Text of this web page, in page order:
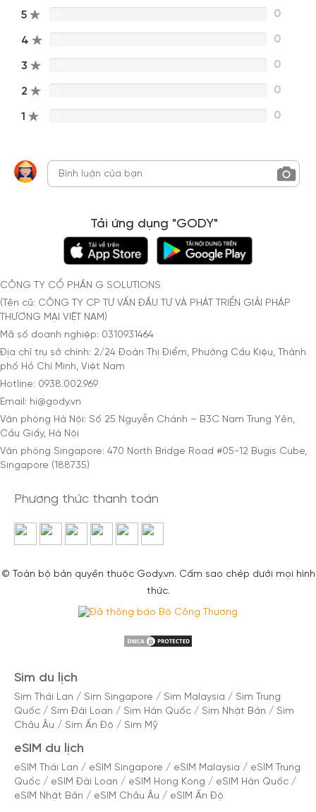
5 0
4 0
3 0
2 0
1 0
Tải ứng dụng "GODY"
CÔNG TY CỔ PHẦN G SOLUTIONS
(Tên cũ: CÔNG TY CP TƯ VẤN ĐẦU TƯ VÀ PHÁT TRIỂN GIẢI PHÁP
THƯƠNG MẠI VIỆT NAM)
Mã số doanh nghiệp: 0310931464
Địa chỉ trụ sở chính: 2/24 Đoàn Thị Điểm, Phường Cầu Kiệu, Thành
phố Hồ Chí Minh, Việt Nam
Hotline: 0938.002.969
Email: hi@gody.vn
Văn phòng Hà Nội: Số 25 Nguyễn Chánh – B3C Nam Trung Yên,
Cầu Giấy, Hà Nội
Văn phòng Singapore: 470 North Bridge Road #05-12 Bugis Cube,
Singapore (188735)
Phương thức thanh toán
© Toàn bộ bản quyền thuộc Gody.vn. Cấm sao chép dưới mọi hình
thức.
Sim du lịch
Sim Thái Lan / Sim Singapore / Sim Malaysia / Sim Trung
Quốc / Sim Đài Loan / Sim Hàn Quốc / Sim Nhật Bản / Sim
Châu Âu / Sim Ấn Độ / Sim Mỹ
eSIM du lịch
eSIM Thái Lan / eSIM Singapore / eSIM Malaysia / eSIM Trung
Quốc / eSIM Đài Loan / eSIM Hong Kong / eSIM Hàn Quốc /
eSIM Nhật Bản / eSIM Châu Âu / eSIM Ấn Độ